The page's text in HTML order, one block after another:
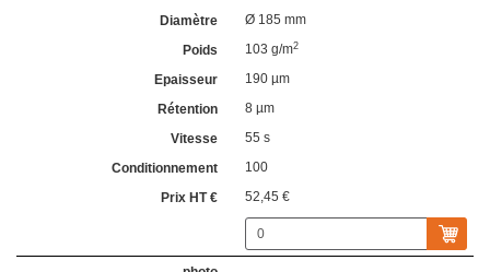
Ø 185 mm
103 g/m2
190 µm
8 µm
55 s
100
52,45 €